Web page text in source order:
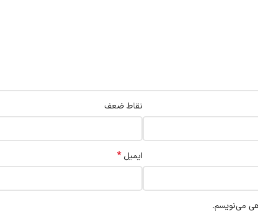
نقاط ضعف
ایمیل *
می‌نویسم.